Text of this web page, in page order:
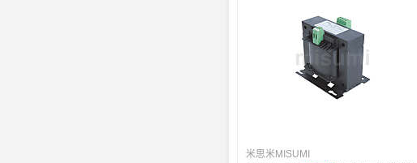
米思米MISUMI